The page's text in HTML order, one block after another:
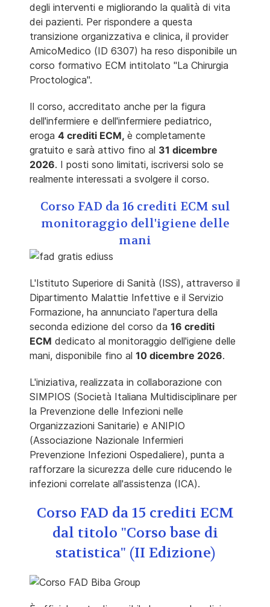
degli interventi e migliorando la qualità di vita
dei pazienti. Per rispondere a questa
transizione organizzativa e clinica, il provider
AmicoMedico (ID 6307) ha reso disponibile un
corso formativo ECM intitolato "La Chirurgia
Proctologica".
Il corso, accreditato anche per la figura
dell'infermiere e dell'infermiere pediatrico,
eroga 4 crediti ECM, è completamente
gratuito e sarà attivo fino al 31 dicembre
2026. I posti sono limitati, iscriversi solo se
realmente interessati a svolgere il corso.
Corso FAD da 16 crediti ECM sul
monitoraggio dell'igiene delle
mani
L'Istituto Superiore di Sanità (ISS), attraverso il
Dipartimento Malattie Infettive e il Servizio
Formazione, ha annunciato l'apertura della
seconda edizione del corso da 16 crediti
ECM dedicato al monitoraggio dell'igiene delle
mani, disponibile fino al 10 dicembre 2026.
L'iniziativa, realizzata in collaborazione con
SIMPIOS (Società Italiana Multidisciplinare per
la Prevenzione delle Infezioni nelle
Organizzazioni Sanitarie) e ANIPIO
(Associazione Nazionale Infermieri
Prevenzione Infezioni Ospedaliere), punta a
rafforzare la sicurezza delle cure riducendo le
infezioni correlate all'assistenza (ICA).
Corso FAD da 15 crediti ECM
dal titolo "Corso base di
statistica" (II Edizione)